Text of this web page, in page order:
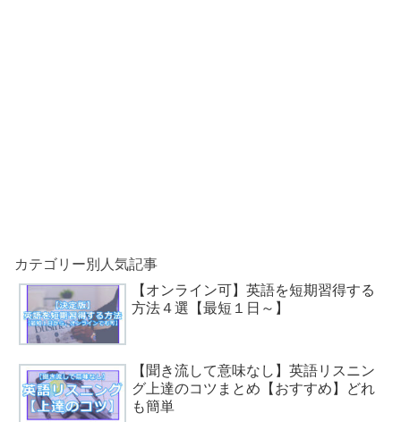
カテゴリー別人気記事
【オンライン可】英語を短期習得する
方法４選【最短１日～】
【聞き流して意味なし】英語リスニン
グ上達のコツまとめ【おすすめ】どれ
も簡単